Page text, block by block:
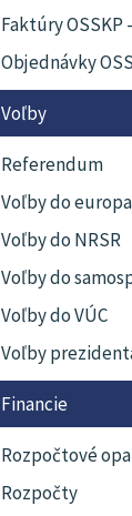
Faktúry OSSKP
Objednávky
Voľby
Referendum
Voľby do
Voľby do NRSR
Voľby do
Voľby do VÚC
Voľby
Financie
Rozpočtové
Rozpočty